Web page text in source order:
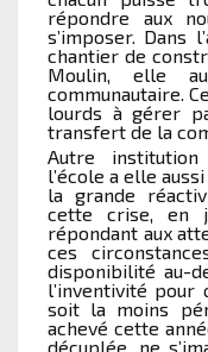
répondre aux
s’imposer. Dans
chantier de
Moulin, elle
communautaire.
lourds à gérer
transfert de la
Autre
l’école a elle
la grande
cette crise, en
répondant aux
ces
disponibilité au-
l’inventivité pour
soit la moins
achevé cette
décuplée, ne